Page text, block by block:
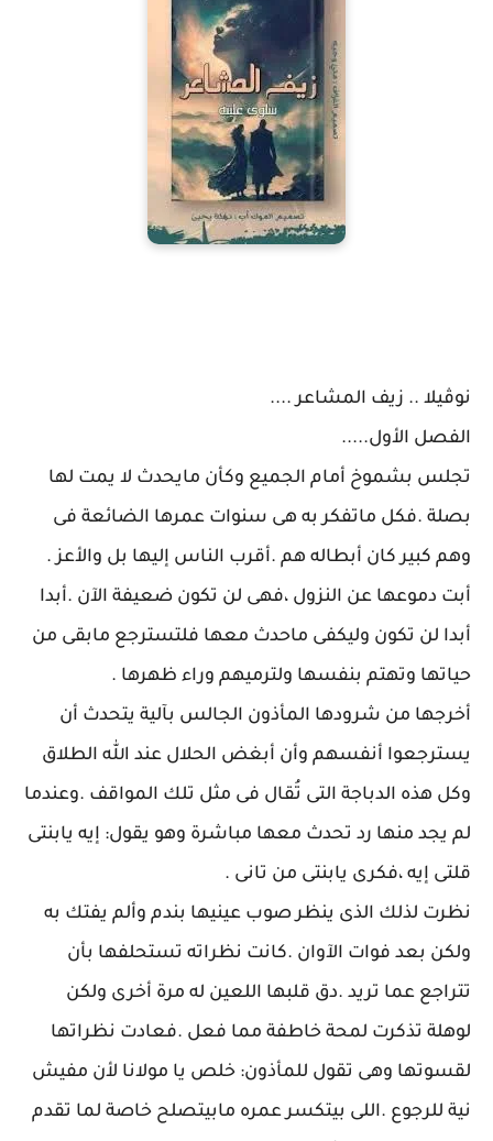
نوڤيلا .. زيف المشاعر ....
الفصل الأول.....
تجلس بشموخ أمام الجميع وكأن مايحدث لا يمت لها
بصلة .فكل ماتفكر به هى سنوات عمرها الضائعة فى
وهم كبير كان أبطاله هم .أقرب الناس إليها بل والأعز .
أبت دموعها عن النزول ،فهى لن تكون ضعيفة الآن .أبدا
أبدا لن تكون وليكفى ماحدث معها فلتسترجع مابقى من
حياتها وتهتم بنفسها ولترميهم وراء ظهرها .
أخرجها من شرودها المأذون الجالس بآلية يتحدث أن
يسترجعوا أنفسهم وأن أبغض الحلال عند الله الطلاق
وكل هذه الدباجة التى تُقال فى مثل تلك المواقف .وعندما
لم يجد منها رد تحدث معها مباشرة وهو يقول: إيه يابنتى
قلتى إيه ،فكرى يابنتى من تانى .
نظرت لذلك الذى ينظر صوب عينيها بندم وألم يفتك به
ولكن بعد فوات الآوان .كانت نظراته تستحلفها بأن
تتراجع عما تريد .دق قلبها اللعين له مرة أخرى ولكن
لوهلة تذكرت لمحة خاطفة مما فعل .فعادت نظراتها
لقسوتها وهى تقول للمأذون: خلص يا مولانا لأن مفيش
نية للرجوع .اللى بيتكسر عمره مابيتصلح خاصة لما تقدم